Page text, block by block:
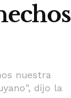
nuestra
dijo la